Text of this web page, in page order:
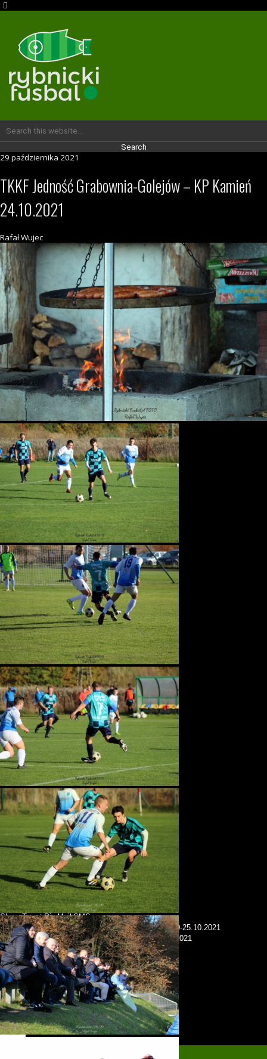
29 października 2021
TKKF Jedność Grabownia-Golejów – KP Kamień
24.10.2021
Rafał Wujec
Autor: Rafał Wujec
Share Tweet Pin Mail SMS
previous postRYBNICKI RAPORT PIŁKARSKI: 19-25.10.2021
next postRYBNICKI ROZKŁAD JAZDY: 30-31.10.2021
KONTAKT: redakcja@rybnickifusbal.pl
Back to top
desktop